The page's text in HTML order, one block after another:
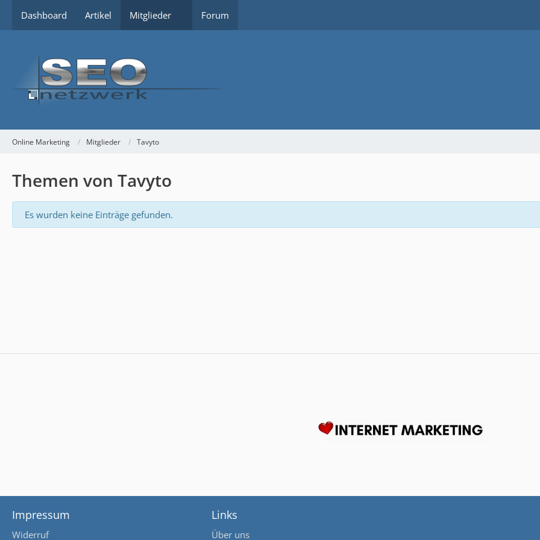
Dashboard Artikel Mitglieder Forum
Online Marketing Mitglieder Tavyto
Themen von Tavyto
Es wurden keine Einträge gefunden.
Impressum
Widerruf
Links
Über uns